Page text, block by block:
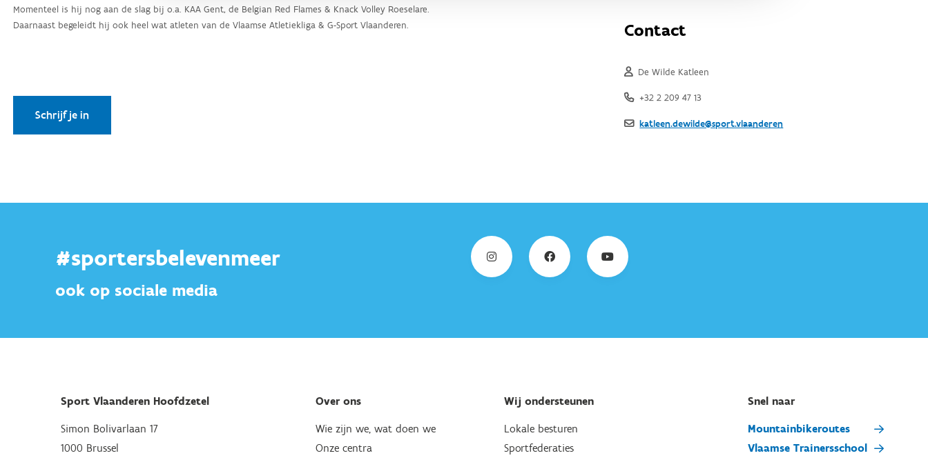
#sportersbelevenmeer
ook op sociale media
Sport Vlaanderen Hoofdzetel
Simon Bolivarlaan 17
1000 Brussel
Over ons
Wie zijn we, wat doen we
Onze centra
Wij ondersteunen
Lokale besturen
Sportfederaties
Snel naar
Mountainbikeroutes
Vlaamse Trainersschool